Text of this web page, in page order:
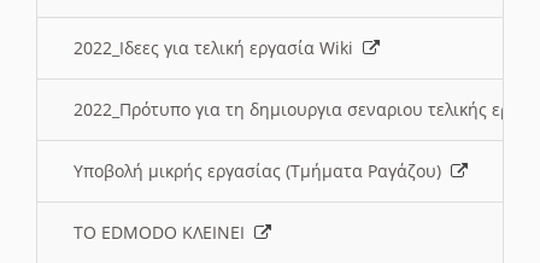
2022_Ιδεες για τελική εργασία Wiki
2022_Πρότυπο για τη δημιουργια σεναριου τελικής
Υποβολή μικρής εργασίας (Τμήματα Ραγάζου)
ΤΟ EDMODO ΚΛΕΙΝΕΙ